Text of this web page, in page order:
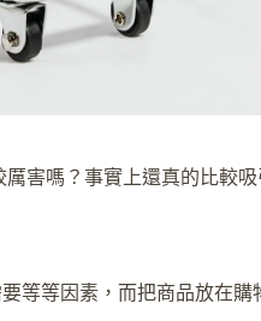
害嗎？事實上還真的比較
等等因素，而把商品放在